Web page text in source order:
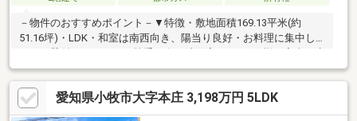
－物件のおすすめポイント－▼特徴・敷地面積169.13平米(約
51.16坪)・LDK・和室は南西向き、陽当り良好・お料理に集中し
やすい壁付けキッチン、勝手口有・洗面室は2WAY仕様、家事・生
活動線良好・各洋室・和室・廊下に収納を確保・前面道路は幅員
約6m公道・駐車スペース2台分有(車種による)▼設備・TVモニタ
付インターホン▼周辺環境・小牧市立本庄小学校 徒歩8分(約
600m)・本庄台第3児童遊園 徒歩6分(約450m)※未登記建物有10.20
愛知県小牧市大字本庄 3,198万円 5LDK